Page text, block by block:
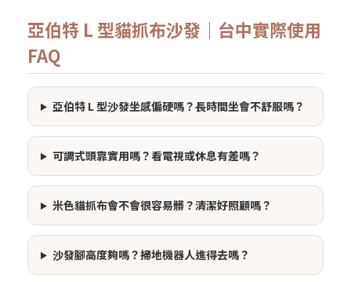
亞伯特 L 型貓抓布沙發｜台中實際使用
FAQ
亞伯特 L 型沙發坐感偏硬嗎？長時間坐會不舒服嗎？
可調式頭靠實用嗎？看電視或休息有差嗎？
米色貓抓布會不會很容易髒？清潔好照顧嗎？
沙發腳高度夠嗎？掃地機器人進得去嗎？